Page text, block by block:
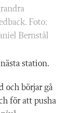
Foto:
Bernstål
station.
och börjar gå
för att pusha